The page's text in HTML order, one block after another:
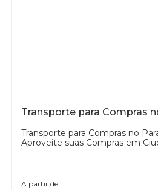
Transporte para Compras
Transporte para Compras no
Aproveite suas Compras em
A partir de